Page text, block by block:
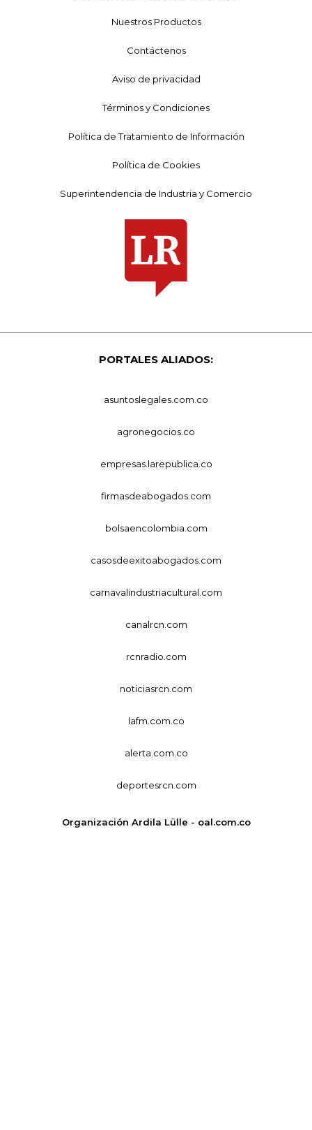
Nuestros Productos
Contáctenos
Aviso de privacidad
Términos y Condiciones
Política de Tratamiento de Información
Política de Cookies
Superintendencia de Industria y Comercio
PORTALES ALIADOS:
asuntoslegales.com.co
agronegocios.co
empresas.larepublica.co
firmasdeabogados.com
bolsaencolombia.com
casosdeexitoabogados.com
carnavalindustriacultural.com
canalrcn.com
rcnradio.com
noticiasrcn.com
lafm.com.co
alerta.com.co
deportesrcn.com
Organización Ardila Lülle - oal.com.co